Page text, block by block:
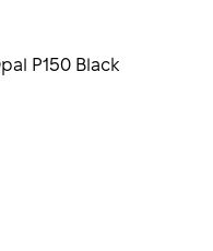
P150 Black